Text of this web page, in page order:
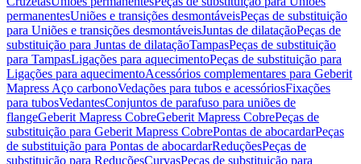
permanentesUniões e transições desmontáveisPeças de substituição
para Uniões e transições desmontáveisJuntas de dilataçãoPeças de
substituição para Juntas de dilataçãoTampasPeças de substituição
para TampasLigações para aquecimentoPeças de substituição para
Ligações para aquecimentoAcessórios complementares para Geberit
Mapress Aço carbonoVedações para tubos e acessóriosFixações
para tubosVedantesConjuntos de parafuso para uniões de
flangeGeberit Mapress CobreGeberit Mapress CobrePeças de
substituição para Geberit Mapress CobrePontas de abocardarPeças
de substituição para Pontas de abocardarReduçõesPeças de
substituição para ReduçõesCurvasPeças de substituição para